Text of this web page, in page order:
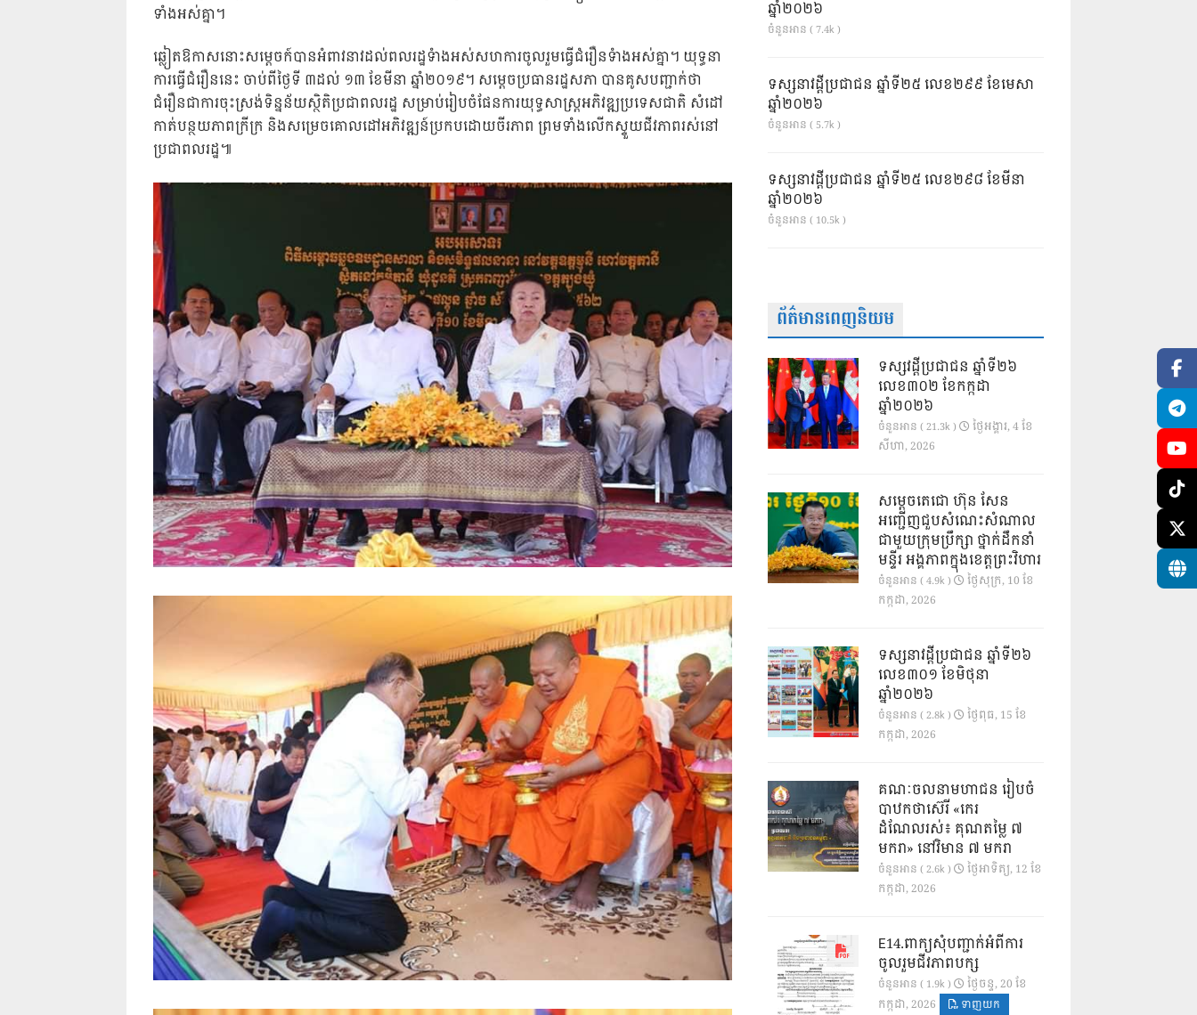
ទាំងអស់គ្នា។
ឆ្លៀតឱកាសនោះសម្តេចក៍បានអំពាវនាវដល់ពលរដ្ឋទំាងអស់សហការចូលរួមធ្វើជំរឿនទំាងអស់គ្នា។ យុទ្ធនា
ការធ្វើជំរឿននេះ ចាប់ពីថ្ងៃទី ៣ដល់ ១៣ ខែមីនា ឆ្នាំ២០១៩។ សម្តេចប្រធានរដ្ឋសភា បានគូសបញ្ជាក់ថា
ជំរឿនជាការចុះស្រង់ទិន្នន័យស្ថិតិប្រជាពលរដ្ឋ សម្រាប់រៀបចំផែនការយុទ្ធសាស្រ្តអភិវឌ្ឍប្រទេសជាតិ សំដៅ
កាត់បន្ថយភាពក្រីក្រ និងសម្រេចគោលដៅអភិវឌ្ឍន៍ប្រកបដោយចីរភាព ព្រមទាំងលើកស្ទួយជីវភាពរស់នៅ
ប្រជាពលរដ្ឋ៕
ឆ្នាំ២០២៦
ចំនួនអាន ( 7.4k )
ទស្សនាវដ្ដីប្រជាជន ឆ្នាំទី២៥ លេខ២៩៩ ខែមេសា
ឆ្នាំ២០២៦
ចំនួនអាន ( 5.7k )
ទស្សនាវដ្ដីប្រជាជន ឆ្នាំទី២៥ លេខ២៩៨ ខែមីនា
ឆ្នាំ២០២៦
ចំនួនអាន ( 10.5k )
ព័ត៌មានពេញនិយម
ទស្សវដ្តីប្រជាជន ឆ្នាំទី២៦
លេខ៣០២ ខែកក្កដា
ឆ្នាំ២០២៦
ចំនួនអាន ( 21.3k )
ថ្ងៃ​អង្គារ, 4 ខែ​
សីហា, 2026
សម្តេចតេជោ ហ៊ុន សែន
អញ្ជើញជួបសំណេះសំណាល
ជាមួយក្រុមប្រឹក្សា ថ្នាក់ដឹកនាំ
មន្ទីរ អង្គភាពក្នុងខេត្តព្រះវិហារ
ចំនួនអាន ( 4.9k )
ថ្ងៃ​សុក្រ, 10 ខែ​
កក្កដា, 2026
ទស្សនាវដ្ដីប្រជាជន ឆ្នាំទី២៦
លេខ៣០១ ខែមិថុនា
ឆ្នាំ២០២៦
ចំនួនអាន ( 2.8k )
ថ្ងៃ​ពុធ, 15 ខែ​
កក្កដា, 2026
គណៈចលនាមហាជន រៀបចំ
បាឋកថាស៊េរី «កេរ
ដំណែលរស់៖ គុណតម្លៃ ៧
មករា» នៅវិមាន ៧ មករា
ចំនួនអាន ( 2.6k )
ថ្ងៃ​អាទិត្យ, 12 ខែ​
កក្កដា, 2026
E14.ពាក្យសុំបញ្ជាក់អំពីការ
ចូលរួមជីវភាពបក្ស
ចំនួនអាន ( 1.9k )
ថ្ងៃ​ចន្ទ, 20 ខែ​
កក្កដា, 2026
ទាញយក